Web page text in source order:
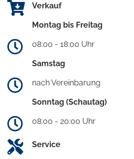
Verkauf
Montag bis Freitag
08:00 - 18:00 Uhr
Samstag
nach Vereinbarung
Sonntag (Schautag)
08:00 - 20:00 Uhr
Service